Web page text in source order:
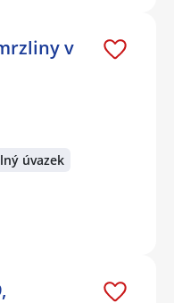
v
úvazek